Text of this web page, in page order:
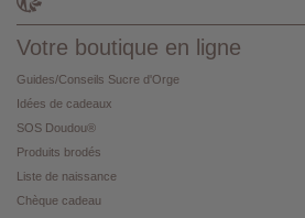
Votre boutique en ligne
Guides/Conseils Sucre d'Orge
Idées de cadeaux
SOS Doudou®
Produits brodés
Liste de naissance
Chèque cadeau